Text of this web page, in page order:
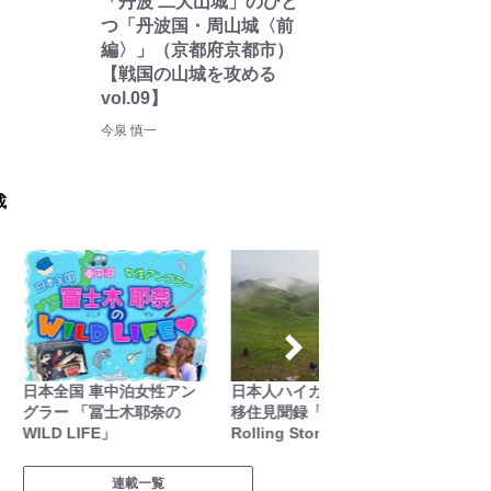
つ「丹波国・周山城〈前
編〉」（京都府京都市）
【戦国の山城を攻める
vol.09】
今泉 慎一
日本全国 車中泊女性アン
グラー 「冨士木耶奈の
WILD LIFE」
日本人ハイカーのネパール
移住見聞録「Like a
Rolling Stone」
連載一覧